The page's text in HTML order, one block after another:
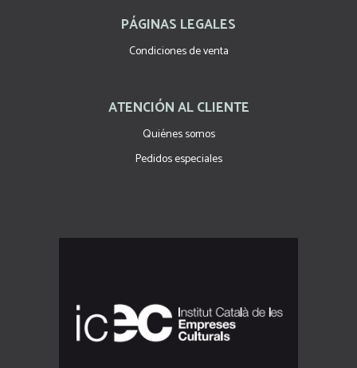
PÁGINAS LEGALES
Condiciones de venta
ATENCIÓN AL CLIENTE
Quiénes somos
Pedidos especiales